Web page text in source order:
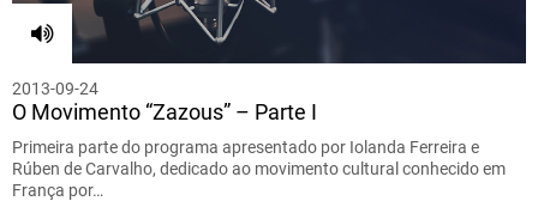
2013-09-24
O Movimento “Zazous” – Parte I
Primeira parte do programa apresentado por Iolanda Ferreira e
Rúben de Carvalho, dedicado ao movimento cultural conhecido em
França por…